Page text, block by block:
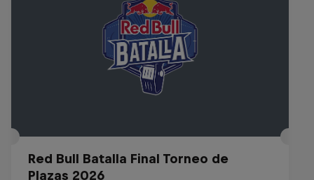
Red Bull Batalla Final Torneo de
Plazas 2026